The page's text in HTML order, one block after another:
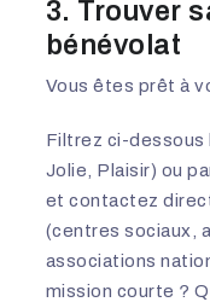
3. Trouver
bénévolat
Vous êtes prêt à
Filtrez ci-dessous
Jolie, Plaisir) ou
et contactez
(centres sociaux,
associations
mission courte ?